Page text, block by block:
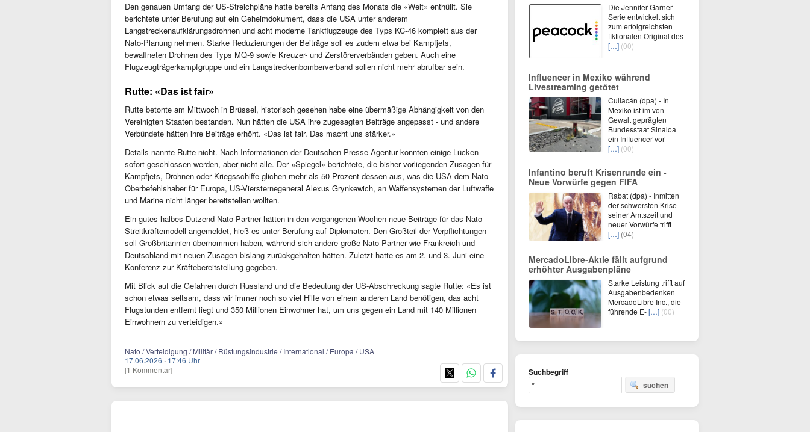
Den genauen Umfang der US-Streichpläne hatte bereits Anfang des Monats die «Welt» enthüllt. Sie
berichtete unter Berufung auf ein Geheimdokument, dass die USA unter anderem
Langstreckenaufklärungsdrohnen und acht moderne Tankflugzeuge des Typs KC-46 komplett aus der
Nato-Planung nehmen. Starke Reduzierungen der Beiträge soll es zudem etwa bei Kampfjets,
bewaffneten Drohnen des Typs MQ-9 sowie Kreuzer- und Zerstörerverbänden geben. Auch eine
Flugzeugträgerkampfgruppe und ein Langstreckenbomberverband sollen nicht mehr abrufbar sein.
Rutte: «Das ist fair»
Rutte betonte am Mittwoch in Brüssel, historisch gesehen habe eine übermäßige Abhängigkeit von den
Vereinigten Staaten bestanden. Nun hätten die USA ihre zugesagten Beiträge angepasst - und andere
Verbündete hätten ihre Beiträge erhöht. «Das ist fair. Das macht uns stärker.»
Details nannte Rutte nicht. Nach Informationen der Deutschen Presse-Agentur konnten einige Lücken
sofort geschlossen werden, aber nicht alle. Der «Spiegel» berichtete, die bisher vorliegenden Zusagen für
Kampfjets, Drohnen oder Kriegsschiffe glichen mehr als 50 Prozent dessen aus, was die USA dem Nato-
Oberbefehlshaber für Europa, US-Viersternegeneral Alexus Grynkewich, an Waffensystemen der Luftwaffe
und Marine nicht länger bereitstellen wollten.
Ein gutes halbes Dutzend Nato-Partner hätten in den vergangenen Wochen neue Beiträge für das Nato-
Streitkräftemodell angemeldet, hieß es unter Berufung auf Diplomaten. Den Großteil der Verpflichtungen
soll Großbritannien übernommen haben, während sich andere große Nato-Partner wie Frankreich und
Deutschland mit neuen Zusagen bislang zurückgehalten hätten. Zuletzt hatte es am 2. und 3. Juni eine
Konferenz zur Kräftebereitstellung gegeben.
Mit Blick auf die Gefahren durch Russland und die Bedeutung der US-Abschreckung sagte Rutte: «Es ist
schon etwas seltsam, dass wir immer noch so viel Hilfe von einem anderen Land benötigen, das acht
Flugstunden entfernt liegt und 350 Millionen Einwohner hat, um uns gegen ein Land mit 140 Millionen
Einwohnern zu verteidigen.»
Nato / Verteidigung / Militär / Rüstungsindustrie / International / Europa / USA
17.06.2026 · 17:46 Uhr
[1 Kommentar]
Die Jennifer-Garner-
Serie entwickelt sich
zum erfolgreichsten
fiktionalen Original des
[…] (00)
Influencer in Mexiko während
Livestreaming getötet
Culiacán (dpa) - In
Mexiko ist im von
Gewalt geprägten
Bundesstaat Sinaloa
ein Influencer vor
[…] (00)
Infantino beruft Krisenrunde ein -
Neue Vorwürfe gegen FIFA
Rabat (dpa) - Inmitten
der schwersten Krise
seiner Amtszeit und
neuer Vorwürfe trifft
[…] (04)
MercadoLibre-Aktie fällt aufgrund
erhöhter Ausgabenpläne
Starke Leistung trifft auf
Ausgabenbedenken
MercadoLibre Inc., die
führende E-[…] (00)
Suchbegriff
suchen